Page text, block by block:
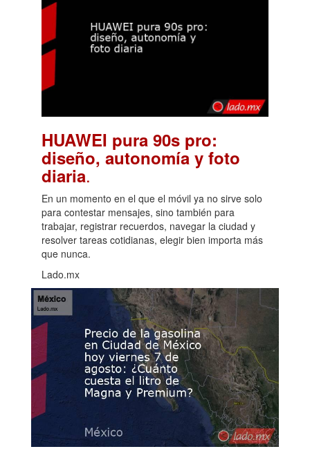
HUAWEI pura 90s pro:
diseño, autonomía y foto
diaria.
En un momento en el que el móvil ya no sirve solo
para contestar mensajes, sino también para
trabajar, registrar recuerdos, navegar la ciudad y
resolver tareas cotidianas, elegir bien importa más
que nunca.
Lado.mx